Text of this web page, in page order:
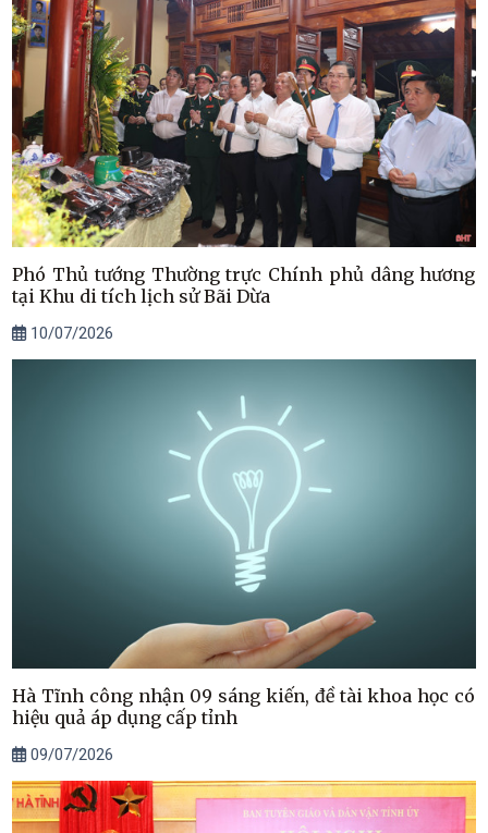
Phó Thủ tướng Thường trực Chính phủ dâng hương
tại Khu di tích lịch sử Bãi Dừa
10/07/2026
Hà Tĩnh công nhận 09 sáng kiến, đề tài khoa học có
hiệu quả áp dụng cấp tỉnh
09/07/2026